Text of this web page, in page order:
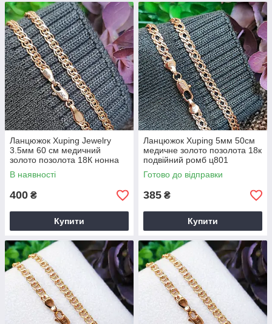
Ланцюжок Xuping Jewelry
3.5мм 60 см медичний
золото позолота 18К нонна
ц783
В наявності
400 ₴
Купити
Ланцюжок Xuping 5мм 50см
медичне золото позолота 18к
подвійний ромб ц801
Готово до відправки
385 ₴
Купити